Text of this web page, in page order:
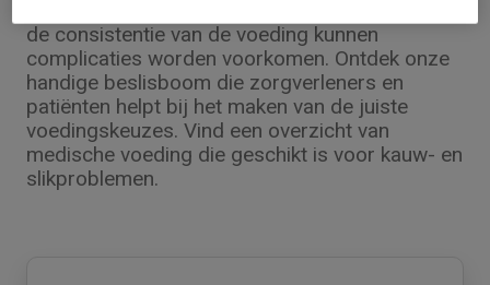
de consistentie van de voeding kunnen
complicaties worden voorkomen. Ontdek onze
handige beslisboom die zorgverleners en
patiënten helpt bij het maken van de juiste
voedingskeuzes. Vind een overzicht van
medische voeding die geschikt is voor kauw- en
slikproblemen.